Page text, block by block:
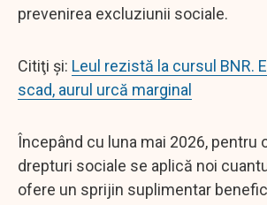
prevenirea excluziunii sociale.
Citiţi şi: Leul rezistă la cursul BNR.
scad, aurul urcă marginal
Începând cu luna mai 2026, pentru
drepturi sociale se aplică noi
ofere un sprijin suplimentar